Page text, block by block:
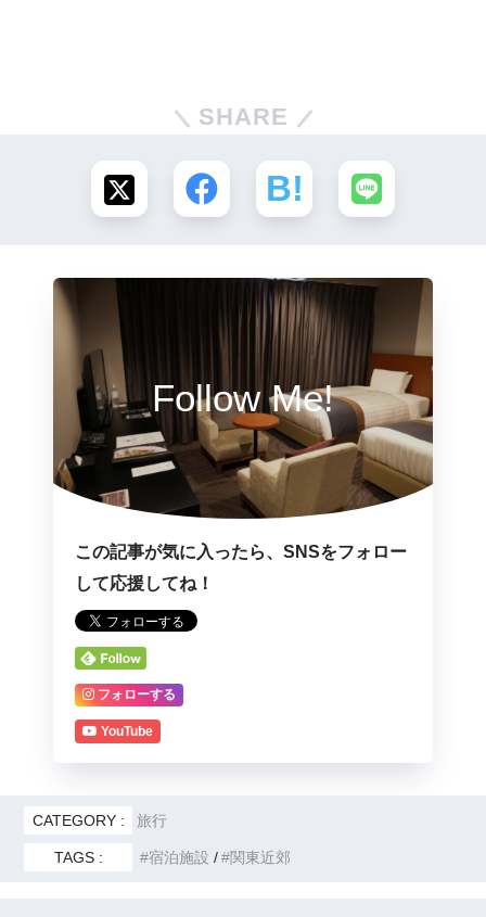
SHARE
Follow Me!
この記事が気に入ったら、SNSをフォロー
して応援してね！
フォローする
YouTube
CATEGORY : 旅行
TAGS : 宿泊施設 関東近郊